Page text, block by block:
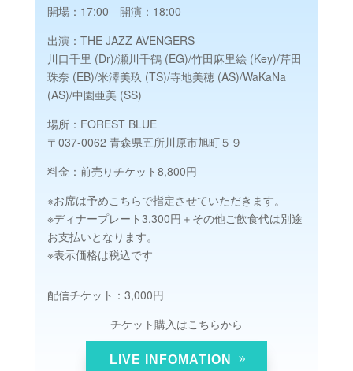
開場：17:00 開演：18:00
出演：THE JAZZ AVENGERS
川口千里 (Dr)/瀬川千鶴 (EG)/竹田麻里絵 (Key)/芹田
珠奈 (EB)/米澤美玖 (TS)/寺地美穂 (AS)/WaKaNa
(AS)/中園亜美 (SS)
場所：FOREST BLUE
〒037-0062 青森県五所川原市旭町５９
料金：前売りチケット8,800円
※お席は予めこちらで指定させていただきます。
※ディナープレート3,300円＋その他ご飲食代は別途
お支払いとなります。
※表示価格は税込です
配信チケット：3,000円
チケット購入はこちらから
LIVE INFOMATION